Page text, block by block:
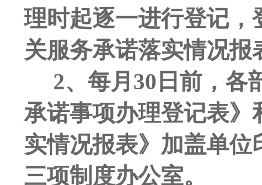
理时起逐一进行登记
关服务承诺落实情况报
2、每月30日前，各
承诺事项办理登记表
实情况报表》加盖单
三项制度办公室。